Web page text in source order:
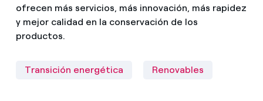
ofrecen más servicios, más innovación, más rapidez
y mejor calidad en la conservación de los
productos.
Transición energética Renovables